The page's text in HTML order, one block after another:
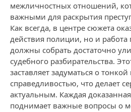
межличностных отношений,
важными для раскрытия
Как всегда, в центре сюжета
действия полиции, но и работа
должны собрать достаточно
судебного разбирательства.
заставляет задуматься о
справедливостью, что делает
актуальным. Каждая
поднимает важные вопросы о